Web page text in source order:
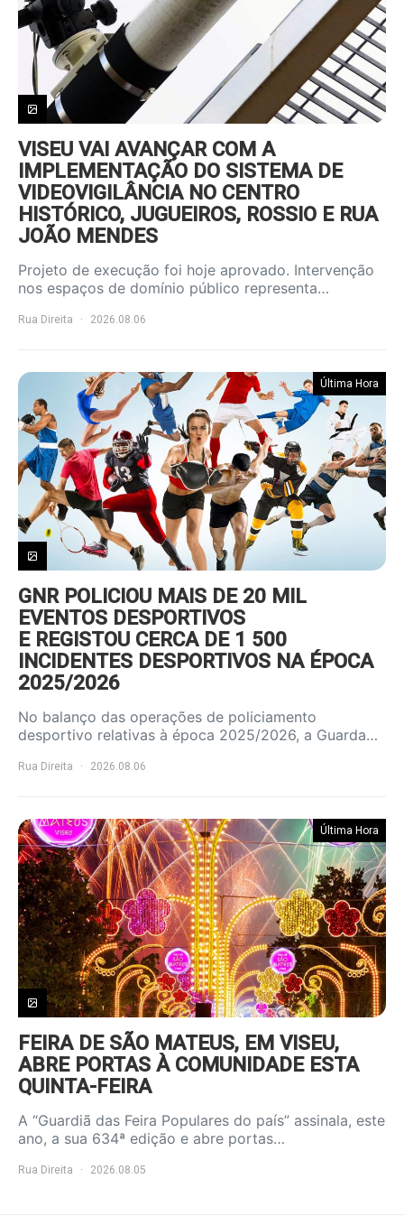
VISEU VAI AVANÇAR COM A
IMPLEMENTAÇÃO DO SISTEMA DE
VIDEOVIGILÂNCIA NO CENTRO
HISTÓRICO, JUGUEIROS, ROSSIO E RUA
JOÃO MENDES
Projeto de execução foi hoje aprovado. Intervenção
nos espaços de domínio público representa…
Rua Direita 2026.08.06
Última Hora
GNR POLICIOU MAIS DE 20 MIL
EVENTOS DESPORTIVOS
E REGISTOU CERCA DE 1 500
INCIDENTES DESPORTIVOS NA ÉPOCA
2025/2026
No balanço das operações de policiamento
desportivo relativas à época 2025/2026, a Guarda…
Rua Direita 2026.08.06
Última Hora
FEIRA DE SÃO MATEUS, EM VISEU,
ABRE PORTAS À COMUNIDADE ESTA
QUINTA-FEIRA
A “Guardiã das Feira Populares do país” assinala, este
ano, a sua 634ª edição e abre portas…
Rua Direita 2026.08.05